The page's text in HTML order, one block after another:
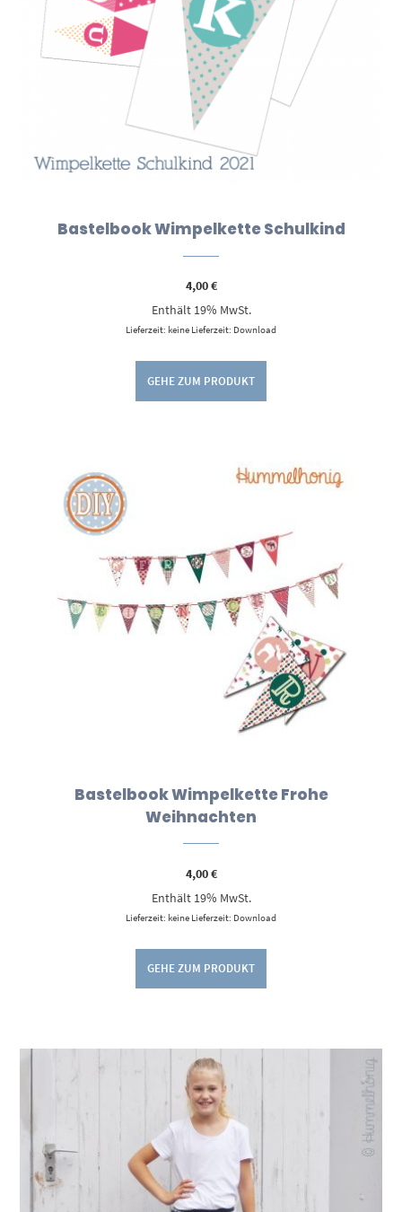
Bastelbook Wimpelkette Schulkind
4,00€
Enthält 19% MwSt.
Lieferzeit: keine Lieferzeit: Download
GEHE ZUM PRODUKT
Bastelbook Wimpelkette Frohe
Weihnachten
4,00€
Enthält 19% MwSt.
Lieferzeit: keine Lieferzeit: Download
GEHE ZUM PRODUKT